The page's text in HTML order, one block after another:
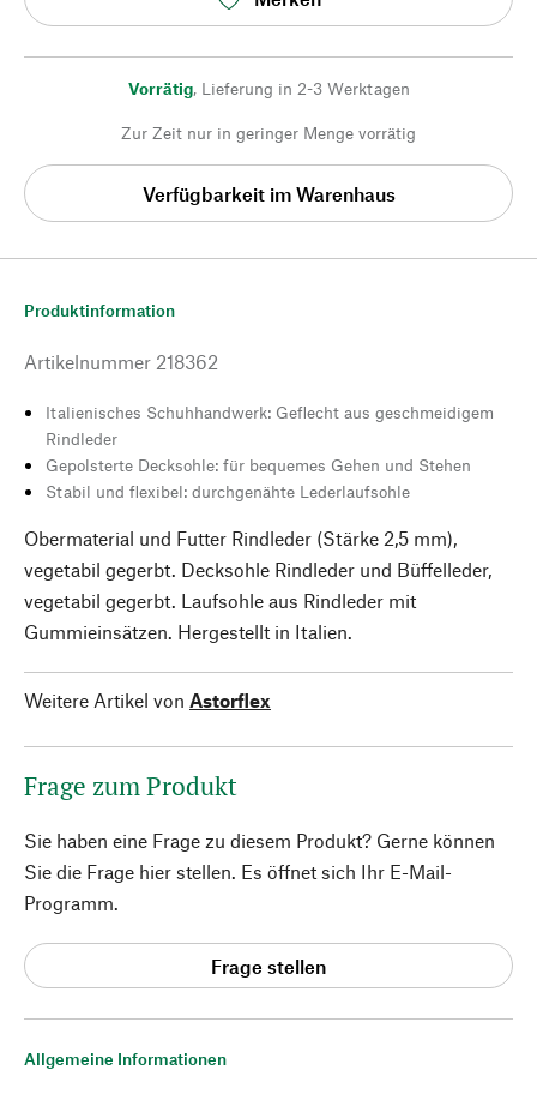
Vorrätig, Lieferung in 2-3 Werktagen
Zur Zeit nur in geringer Menge vorrätig
Verfügbarkeit im Warenhaus
Allgemeine Informationen
Produktinformation
Artikelnummer 218362
Italienisches Schuhhandwerk: Geflecht aus geschmeidigem
Rindleder
Gepolsterte Decksohle: für bequemes Gehen und Stehen
Stabil und flexibel: durchgenähte Lederlaufsohle
Obermaterial und Futter Rindleder (Stärke 2,5 mm),
vegetabil gegerbt. Decksohle Rindleder und Büffelleder,
vegetabil gegerbt. Laufsohle aus Rindleder mit
Gummieinsätzen. Hergestellt in Italien.
Weitere Artikel von Astorflex
Frage zum Produkt
Sie haben eine Frage zu diesem Produkt? Gerne können
Sie die Frage hier stellen. Es öffnet sich Ihr E-Mail-
Programm.
Frage stellen